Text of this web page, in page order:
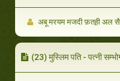
अबू मरयम मजदी फ़तह़ी अल
(23) मुस्लिम पति - पत्नी सम्भोग करने के बाद अगर जनाबत (नापाकी की ऐसी स्थिति जिसमें गुस्ल करना